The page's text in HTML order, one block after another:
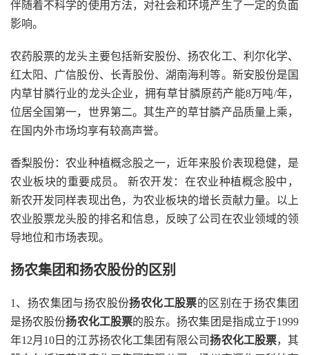
伴随着不科学的使用方法，对社会和环境产生了一定的负面
影响。
农药股票的龙头主要包括新安股份、扬农化工、利尔化学、
红太阳、广信股份、长青股份、湖南海利等。新安股份是国
内草甘膦行业的龙头企业，拥有草甘膦原药产能8万吨/年，
位居全国第一，世界第二。其生产的草甘膦产品质量上乘，
在国内外市场均享有较高声誉。
香梨股份：农业种植概念股之一，近年来股价表现稳健，是
农业板块的重要成员。 新农开发：在农业种植概念股中，
新农开发同样表现出色，为农业板块的增长贡献力量。以上
农业股票龙头股的排名和信息，反映了公司在农业领域的领
导地位和市场表现。
扬农集团和扬农股份的区别
1、扬农集团与扬农股份扬农化工股票的区别在于扬农集团
是扬农股份扬农化工股票的股东。扬农集团是指成立于1999
年12月10日的江苏扬农化工集团有限公司扬农化工股票，其